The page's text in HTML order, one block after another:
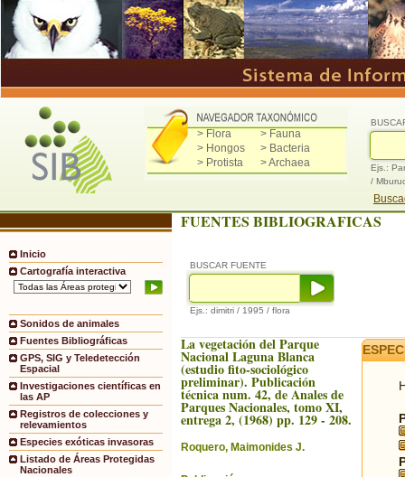
> Flora
> Fauna
> Hongos
> Bacteria
> Protista
> Archaea
Ejs.:
/
Inicio
Cartografía interactiva
Sonidos de animales
Fuentes Bibliográficas
GPS, SIG y Teledetección
Espacial
Investigaciones científicas en
las AP
Registros de colecciones y
relevamientos
Especies exóticas invasoras
Listado de Áreas Protegidas
Nacionales
FUENTES BIBLIOGRAFICAS
BUSCAR FUENTE
Ejs.: dimitri / 1995 / flora
La vegetación del Parque
Nacional Laguna Blanca
(estudio fito-sociológico
preliminar). Publicación
técnica num. 42, de Anales de
Parques Nacionales, tomo XI,
entrega 2, (1968) pp. 129 - 208.
Roquero, Maimonides J.